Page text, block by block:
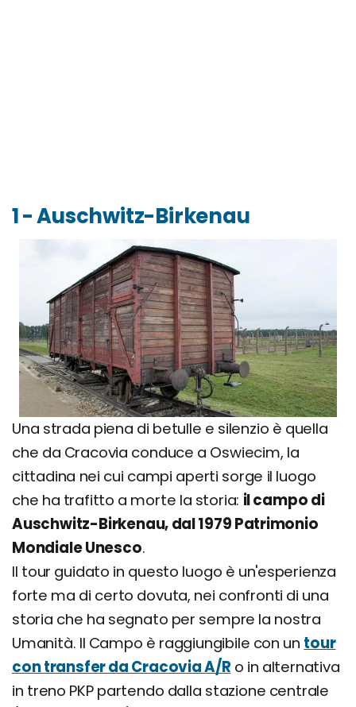
1 - Auschwitz-Birkenau
Una strada piena di betulle e silenzio è quella
che da Cracovia conduce a Oswiecim, la
cittadina nei cui campi aperti sorge il luogo
che ha trafitto a morte la storia: il campo di
Auschwitz-Birkenau, dal 1979 Patrimonio
Mondiale Unesco.
Il tour guidato in questo luogo è un'esperienza
forte ma di certo dovuta, nei confronti di una
storia che ha segnato per sempre la nostra
Umanità. Il Campo è raggiungibile con un tour
con transfer da Cracovia A/R o in alternativa
in treno PKP partendo dalla stazione centrale